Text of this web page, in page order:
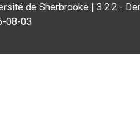
de Sherbrooke |3.2.2 -
08-03